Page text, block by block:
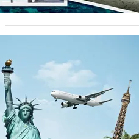
تقدم شركات السياحة
بمصر خدمات متميزة